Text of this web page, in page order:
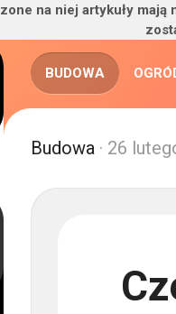
na niej artykuły
BUDOWA
Budowa · 26